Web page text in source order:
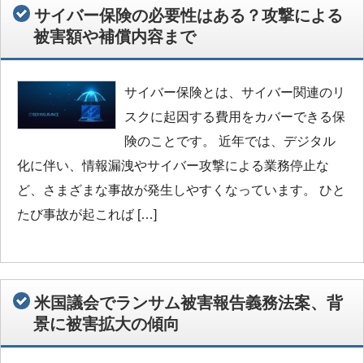
サイバー保険の必要性はある？攻撃による
被害額や補償内容まで
サイバー保険とは、サイバー関連のリ
スクに起因する費用をカバーできる保
険のことです。 近年では、デジタル
化に伴い、情報漏洩やサイバー攻撃による業務停止な
ど、さまざまな事故が発生しやすくなっています。 ひと
たび事故が起これば […]
米国議会でランサム被害報告義務法案、背
景に被害拡大の傾向